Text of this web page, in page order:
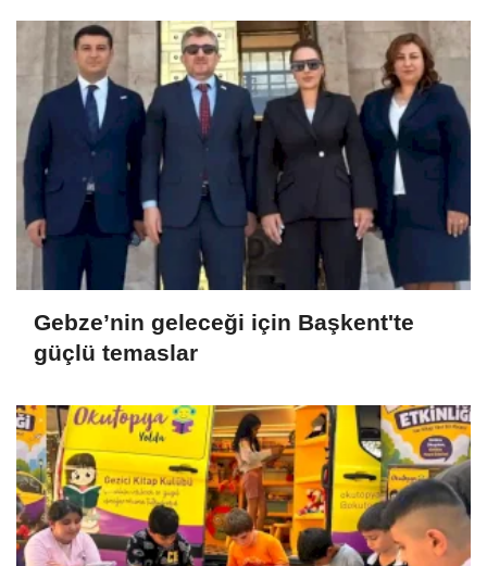
Gebze’nin geleceği için Başkent'te
güçlü temaslar